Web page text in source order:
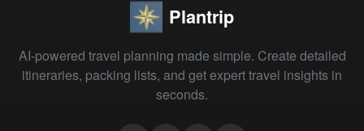
Plantrip
AI-powered travel planning made simple. Create detailed
itineraries, packing lists, and get expert travel insights in
seconds.